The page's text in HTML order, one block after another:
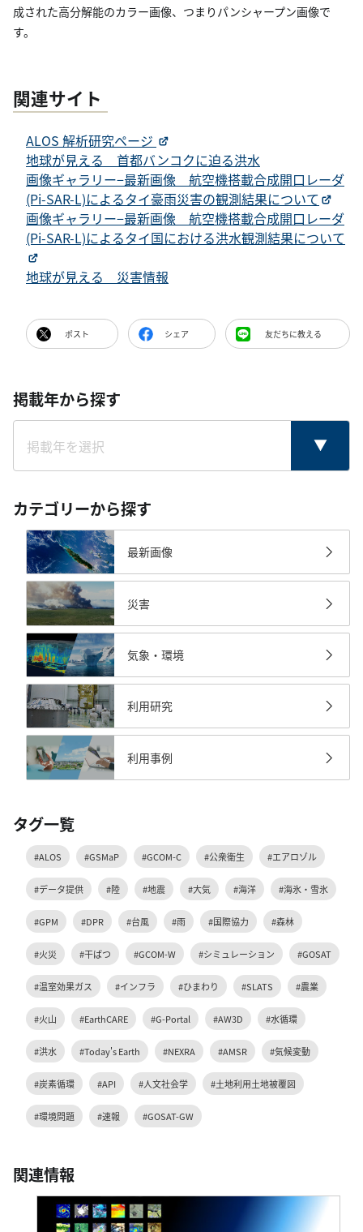
成された高分解能のカラー画像、つまりパンシャープン画像で
す。
関連サイト
ALOS 解析研究ページ
地球が見える 首都バンコクに迫る洪水
画像ギャラリー−最新画像 航空機搭載合成開口レーダ
(Pi-SAR-L)によるタイ豪雨災害の観測結果について
画像ギャラリー−最新画像 航空機搭載合成開口レーダ
(Pi-SAR-L)によるタイ国における洪水観測結果について
地球が見える 災害情報
ポスト シェア 友だちに教える
掲載年から探す
カテゴリーから探す
最新画像
災害
気象・環境
利用研究
利用事例
タグ一覧
#ALOS #GSMaP #GCOM-C #公衆衛生 #エアロゾル
#データ提供 #陸 #地震 #大気 #海洋 #海氷・雪氷
#GPM #DPR #台風 #雨 #国際協力 #森林
#火災 #干ばつ #GCOM-W #シミュレーション #GOSAT
#温室効果ガス #インフラ #ひまわり #SLATS #農業
#火山 #EarthCARE #G-Portal #AW3D #水循環
#洪水 #Today's Earth #NEXRA #AMSR #気候変動
#炭素循環 #API #人文社会学 #土地利用土地被覆図
#環境問題 #速報 #GOSAT-GW
関連情報